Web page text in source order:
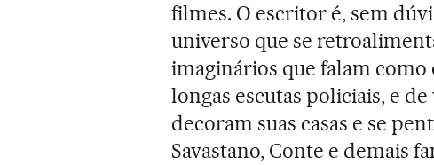
filmes. O escritor é, sem
universo que se
imaginários que falam como
longas escutas policiais, e
decoram suas casas e se
Savastano, Conte e demais